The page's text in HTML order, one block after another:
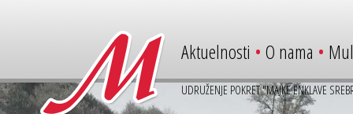
Aktuelnosti • O nama •
UDRUŽENJE POKRET "MAJKE ENKLAVE